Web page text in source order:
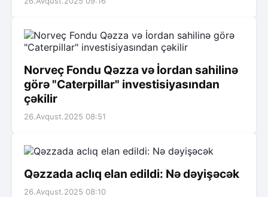
Norveç Fondu Qəzza və İordan sahilinə
görə "Caterpillar" investisiyasından
çəkilir
26.Avqust.2025 08:51
Qəzzada aclıq elan edildi: Nə dəyişəcək
26.Avqust.2025 08:10